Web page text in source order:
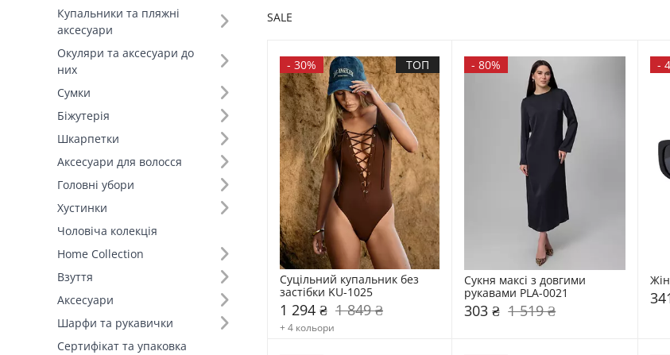
Купальники та пляжні
аксесуари
Окуляри та аксесуари до
них
Сумки
Біжутерія
Шкарпетки
Аксесуари для волосся
Головні убори
Хустинки
Чоловіча колекція
Home Collection
Взуття
Аксесуари
Шарфи та рукавички
Сертифікат та упаковка
Фільтр
Ціна
SALE
Колір (13)
Розмір (4)
SALE
- 30% ТОП
Суцільний купальник без
застібки KU-1025
1 294 ₴ 1 849 ₴
+ 4 кольори
-80%
Сукня максі з довгими
рукавами PLA-0021
303 ₴ 1 519 ₴
-